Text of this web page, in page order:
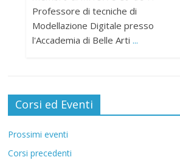
Professore di tecniche di
Modellazione Digitale presso
l'Accademia di Belle Arti ...
Corsi ed Eventi
Prossimi eventi
Corsi precedenti